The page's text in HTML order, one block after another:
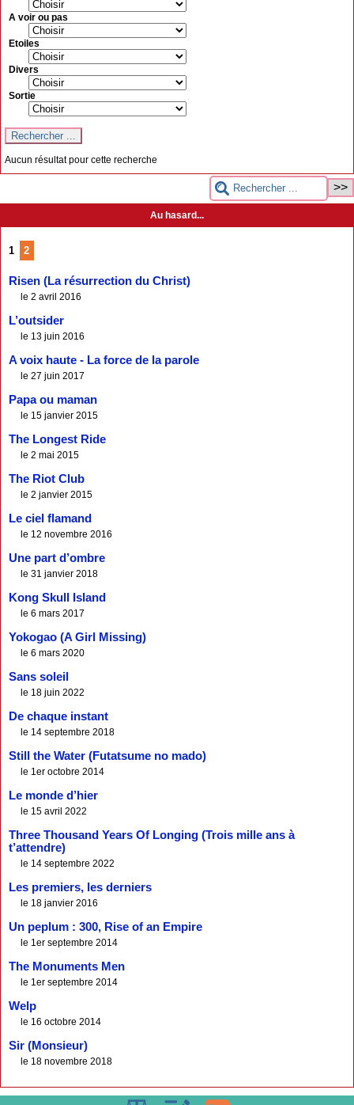
A voir ou pas
Etoiles
Divers
Sortie
Aucun résultat pour cette recherche
Au hasard...
1 2
Risen (La résurrection du Christ)
le 2 avril 2016
L’outsider
le 13 juin 2016
A voix haute - La force de la parole
le 27 juin 2017
Papa ou maman
le 15 janvier 2015
The Longest Ride
le 2 mai 2015
The Riot Club
le 2 janvier 2015
Le ciel flamand
le 12 novembre 2016
Une part d’ombre
le 31 janvier 2018
Kong Skull Island
le 6 mars 2017
Yokogao (A Girl Missing)
le 6 mars 2020
Sans soleil
le 18 juin 2022
De chaque instant
le 14 septembre 2018
Still the Water (Futatsume no mado)
le 1er octobre 2014
Le monde d’hier
le 15 avril 2022
Three Thousand Years Of Longing (Trois mille ans à
t’attendre)
le 14 septembre 2022
Les premiers, les derniers
le 18 janvier 2016
Un peplum : 300, Rise of an Empire
le 1er septembre 2014
The Monuments Men
le 1er septembre 2014
Welp
le 16 octobre 2014
Sir (Monsieur)
le 18 novembre 2018